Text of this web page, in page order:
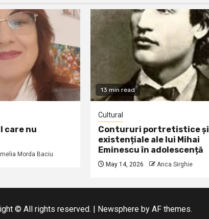
care nu
Morda Baciu
13 min read
Cultural
Contururi portretistice și
existențiale ale lui Mihai
Eminescu în adolescență
May 14, 2026 Anca Sirghie
© All rights reserved. | Newsphere by AF themes.